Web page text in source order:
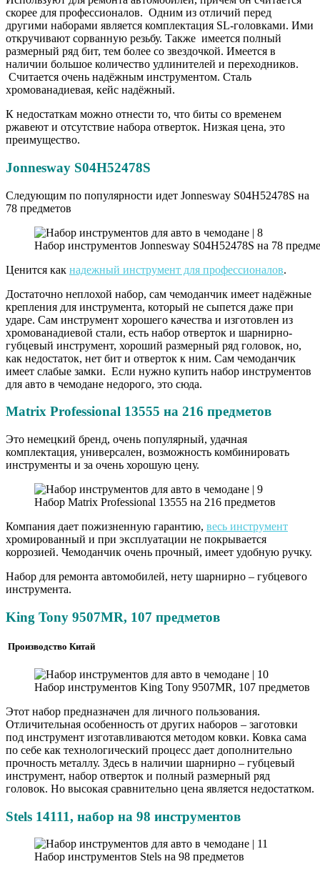
скорее для профессионалов. Одним из отличий перед
другими наборами является комплектация SL-головками. Ими
откручивают сорванную резьбу. Также имеется полный
размерный ряд бит, тем более со звездочкой. Имеется в
наличии большое количество удлинителей и переходников.
Считается очень надёжным инструментом. Сталь
хромованадиевая, кейс надёжный.
К недостаткам можно отнести то, что биты со временем
ржавеют и отсутствие набора отверток. Низкая цена, это
преимущество.
Jonnesway S04H52478S
Следующим по популярности идет Jonnesway S04H52478S на
78 предметов
Набор инструментов Jonnesway S04H52478S на 78
Ценится как надежный инструмент для профессионалов.
Достаточно неплохой набор, сам чемоданчик имеет надёжные
крепления для инструмента, который не сыпется даже при
ударе. Сам инструмент хорошего качества и изготовлен из
хромованадиевой стали, есть набор отверток и шарнирно-
губцевый инструмент, хороший размерный ряд головок, но,
как недостаток, нет бит и отверток к ним. Сам чемоданчик
имеет слабые замки. Если нужно купить набор инструментов
для авто в чемодане недорого, это сюда.
Matrix Professional 13555 на 216 предметов
Это немецкий бренд, очень популярный, удачная
комплектация, универсален, возможность комбинировать
инструменты и за очень хорошую цену.
Набор Matrix Professional 13555 на 216 предметов
Компания дает пожизненную гарантию, весь инструмент
хромированный и при эксплуатации не покрывается
коррозией. Чемоданчик очень прочный, имеет удобную ручку.
Набор для ремонта автомобилей, нету шарнирно – губцевого
инструмента.
King Tony 9507MR, 107 предметов
Производство Китай
Набор инструментов King Tony 9507MR, 107 предметов
Этот набор предназначен для личного пользования.
Отличительная особенность от других наборов – заготовки
под инструмент изготавливаются методом ковки. Ковка сама
по себе как технологический процесс дает дополнительно
прочность металлу. Здесь в наличии шарнирно – губцевый
инструмент, набор отверток и полный размерный ряд
головок. Но высокая сравнительно цена является недостатком.
Stels 14111, набор на 98 инструментов
Набор инструментов Stels на 98 предметов